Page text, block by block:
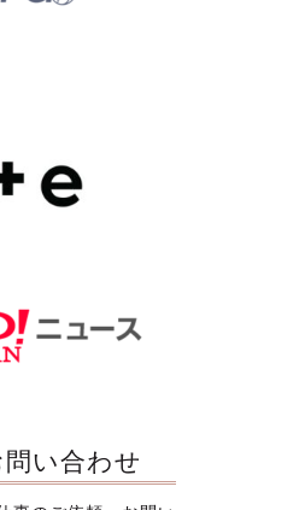
問い合わせ